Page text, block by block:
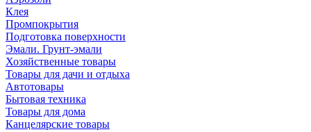
Клея
Промпокрытия
Подготовка поверхности
Эмали. Грунт-эмали
Хозяйственные товары
Товары для дачи и отдыха
Автотовары
Бытовая техника
Товары для дома
Канцелярские товары